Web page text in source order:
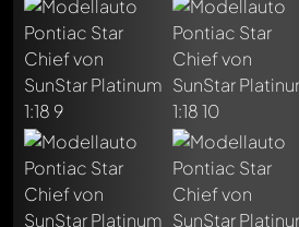
Schreibe jetzt einen ersten
Jeder Kommentar kann von allen
werden. Es ist wie ein Chat.
Erwähne andere Modelly-
Verwendung eines
@in deiner
automatisch darüber informiert.